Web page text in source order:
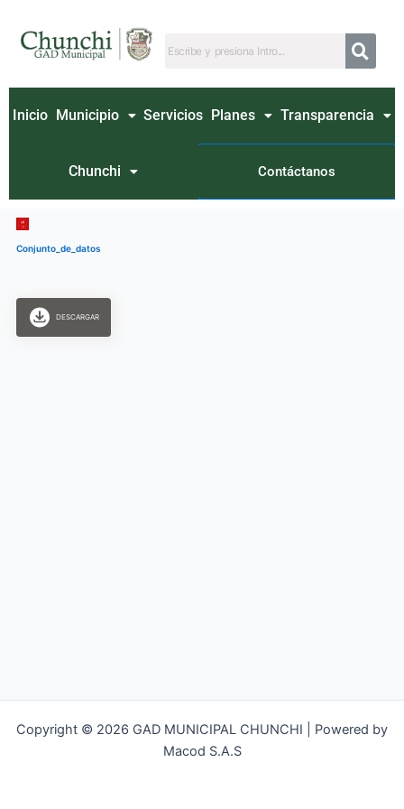
contenido
Inicio Municipio Servicios Planes Transparencia
Chunchi Contáctanos
Conjunto_de_datos
DESCARGAR
Copyright © 2026 GAD MUNICIPAL CHUNCHI | Powered by
Macod S.A.S